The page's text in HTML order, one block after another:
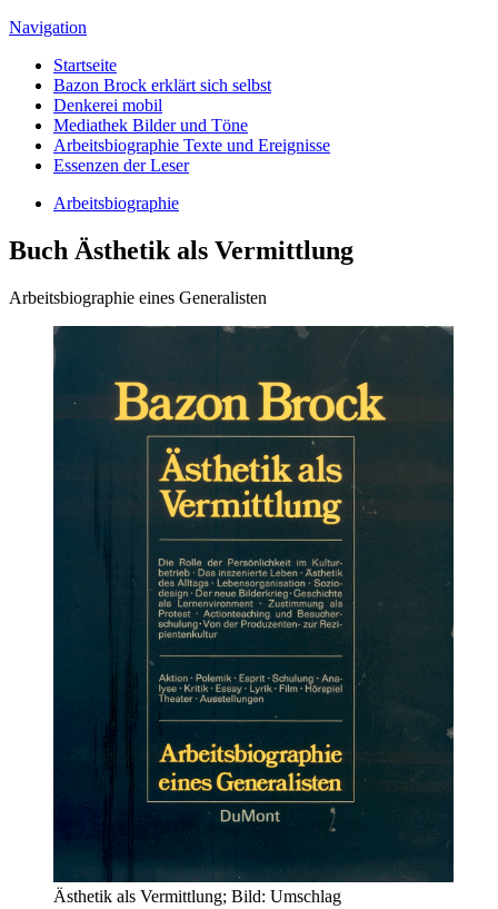
Navigation
Startseite
Bazon Brock erklärt sich selbst
Denkerei mobil
Mediathek Bilder und Töne
Arbeitsbiographie Texte und Ereignisse
Essenzen der Leser
Arbeitsbiographie
Buch Ästhetik als Vermittlung
Arbeitsbiographie eines Generalisten
Ästhetik als Vermittlung; Bild: Umschlag